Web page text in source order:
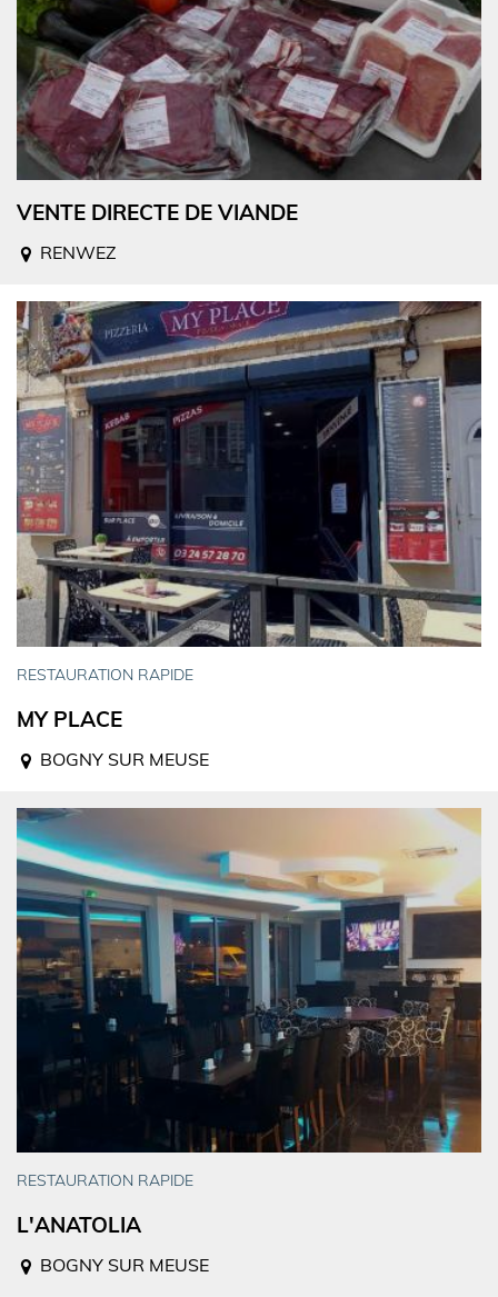
VENTE DIRECTE DE VIANDE
RENWEZ
RESTAURATION RAPIDE
MY PLACE
BOGNY SUR MEUSE
RESTAURATION RAPIDE
L'ANATOLIA
BOGNY SUR MEUSE